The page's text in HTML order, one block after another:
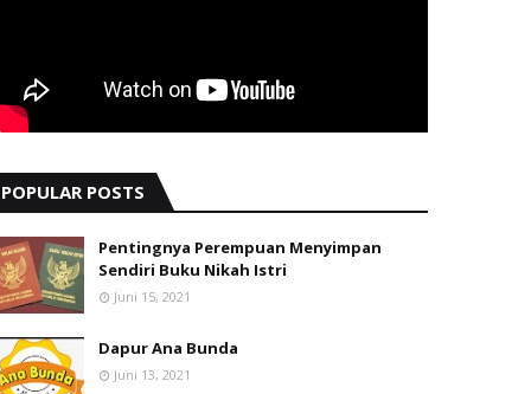
POPULAR POSTS
Pentingnya Perempuan Menyimpan
Sendiri Buku Nikah Istri
Juni 15, 2021
Dapur Ana Bunda
Juni 13, 2021